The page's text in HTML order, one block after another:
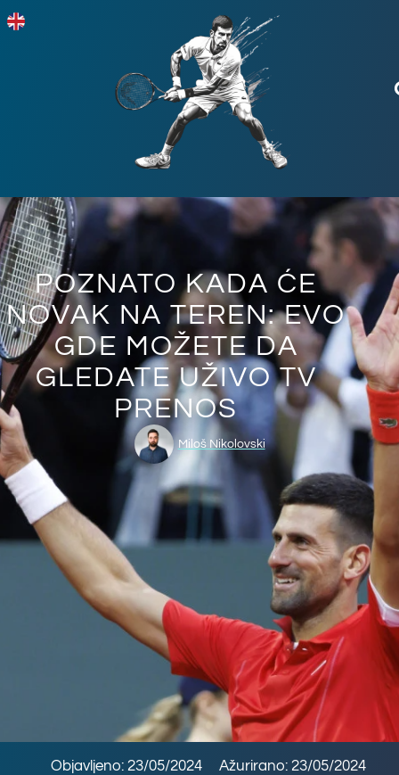
POZNATO KADA ĆE
NOVAK NA TEREN: EVO
GDE MOŽETE DA
GLEDATE UŽIVO TV
PRENOS
Miloš Nikolovski
Objavljeno: 23/05/2024 Ažurirano: 23/05/2024